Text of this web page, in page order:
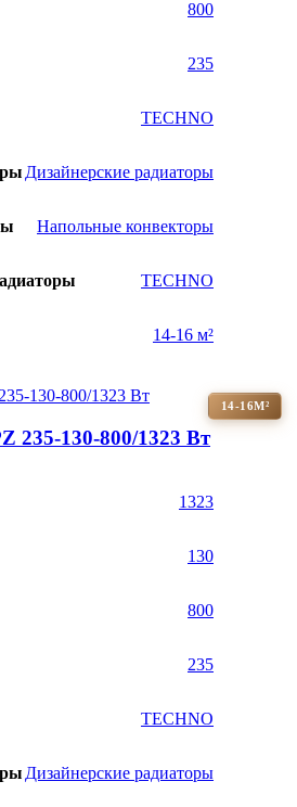
800
235
TECHNO
Дизайнерские радиаторы
Напольные конвекторы
TECHNO
14-16 м²
14-16М²
235-130-800/1323 Вт
1323
130
800
235
TECHNO
Дизайнерские радиаторы